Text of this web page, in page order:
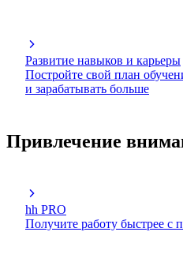
Развитие навыков и карьеры
Постройте свой план
и зарабатывать больше
Привлечение
hh PRO
Получите работу быстрее с